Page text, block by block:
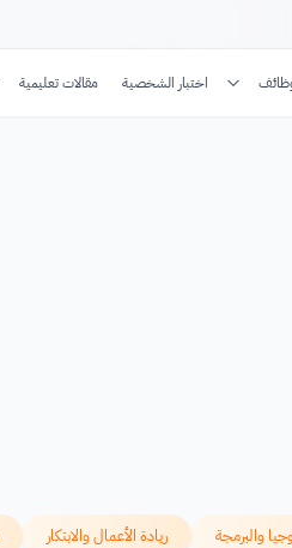
اختبار الشخصية مقالات تعليمية
والبرمجة ريادة الأعمال والابتكار